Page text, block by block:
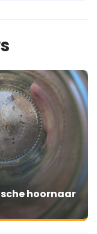
hoornaar